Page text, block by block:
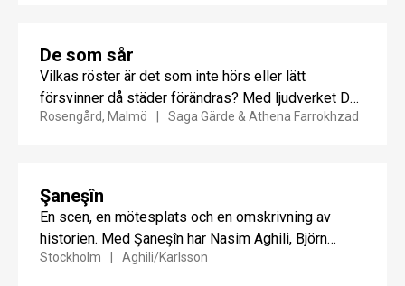
De som sår
Vilkas röster är det som inte hörs eller lätt
försvinner då städer förändras? Med ljudverket De
som sår...
Rosengård, Malmö Saga Gärde & Athena Farrokhzad
Şaneşîn
En scen, en mötesplats och en omskrivning av
historien. Med Şaneşîn har Nasim Aghili, Björn
Karlsson och Rådet...
Stockholm Aghili/Karlsson